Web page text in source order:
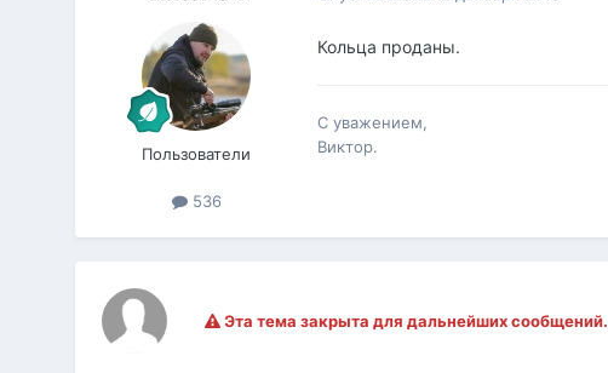
Пользователи
536
Кольца проданы.
С уважением,
Виктор.
Эта тема закрыта для дальнейших сообщений.